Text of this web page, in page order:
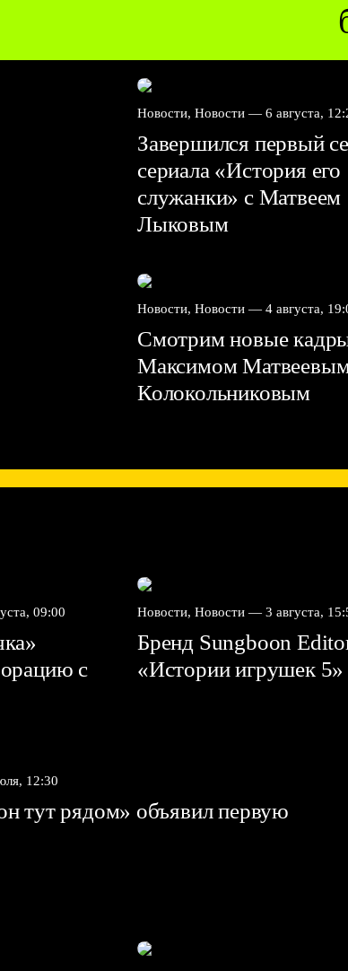
Новости, Новости — 6 августа,
Завершился первый
сериала «История его
служанки» с Матвеем
Лыковым
Новости, Новости — 4 августа,
Смотрим новые
Максимом
Колокольниковым
09:00
с
Новости, Новости — 3 августа,
Бренд Sungboon
«Истории игрушек 5»
12:30
тут рядом» объявил первую